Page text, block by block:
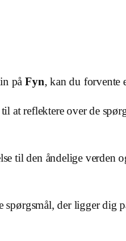
påFyn, kan du forvente
at reflektere over de
til den åndelige verden
der ligger dig